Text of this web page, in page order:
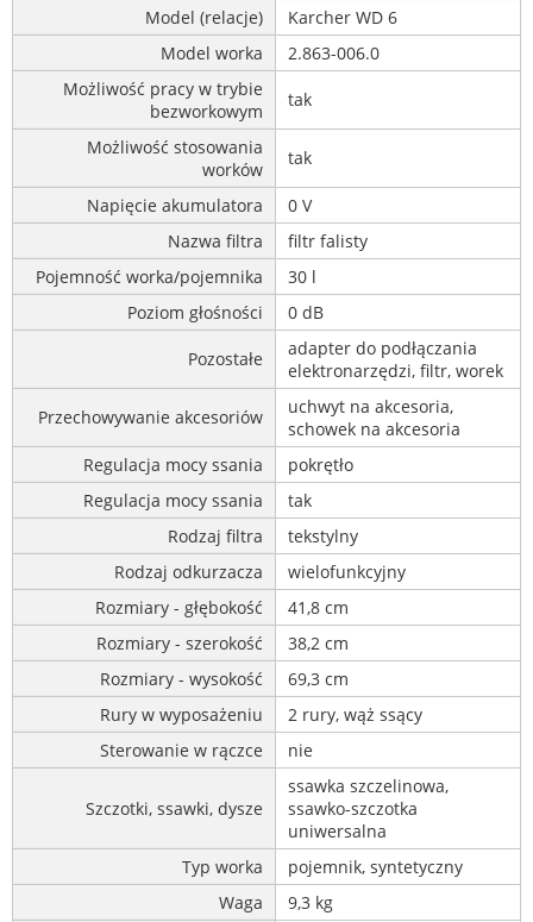
Model (relacje)
Karcher WD 6
Model worka
2.863-006.0
Możliwość pracy w trybie
bezworkowym
tak
Możliwość stosowania
worków
tak
Napięcie akumulatora
0 V
Nazwa filtra
filtr falisty
Pojemność worka/pojemnika
30 l
Poziom głośności
0 dB
Pozostałe
adapter do podłączania
elektronarzędzi, filtr, worek
Przechowywanie akcesoriów
uchwyt na akcesoria,
schowek na akcesoria
Regulacja mocy ssania
pokrętło
Regulacja mocy ssania
tak
Rodzaj filtra
tekstylny
Rodzaj odkurzacza
wielofunkcyjny
Rozmiary - głębokość
41,8 cm
Rozmiary - szerokość
38,2 cm
Rozmiary - wysokość
69,3 cm
Rury w wyposażeniu
2 rury, wąż ssący
Sterowanie w rączce
nie
Szczotki, ssawki, dysze
ssawka szczelinowa,
ssawko-szczotka
uniwersalna
Typ worka
pojemnik, syntetyczny
Waga
9,3 kg